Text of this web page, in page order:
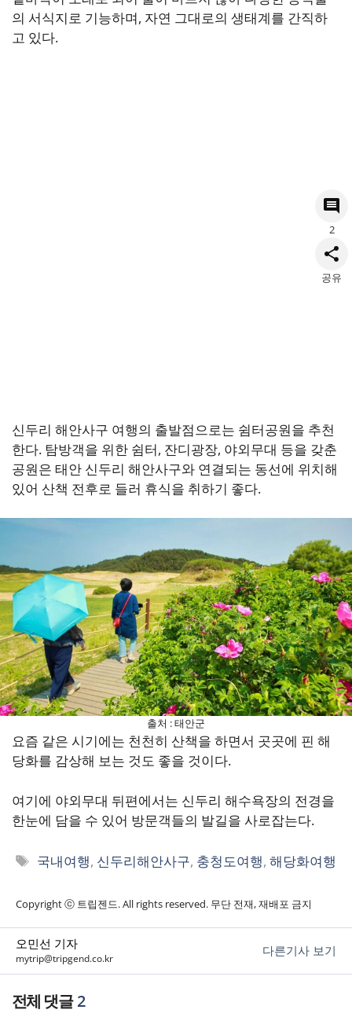
의 서식지로 기능하며, 자연 그대로의 생태계를 간직하
고 있다.
신두리 해안사구 여행의 출발점으로는 쉼터공원을 추천
한다. 탐방객을 위한 쉼터, 잔디광장, 야외무대 등을 갖춘
공원은 태안 신두리 해안사구와 연결되는 동선에 위치해
있어 산책 전후로 들러 휴식을 취하기 좋다.
출처 : 태안군
요즘 같은 시기에는 천천히 산책을 하면서 곳곳에 핀 해
당화를 감상해 보는 것도 좋을 것이다.
여기에 야외무대 뒤편에서는 신두리 해수욕장의 전경을
한눈에 담을 수 있어 방문객들의 발길을 사로잡는다.
2
공유
태
국내여행, 신두리해안사구, 충청도여행,해당화여행
Copyright ⓒ 트립젠드. All rights reserved. 무단 전재, 재배포 금지
오민선 기자
mytrip@tripgend.co.kr
다른기사 보기
2